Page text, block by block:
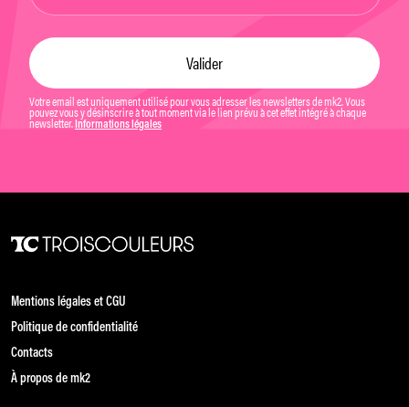
Votre email est uniquement utilisé pour vous adresser les newsletters de mk2. Vous
pouvez vous y désinscrire à tout moment via le lien prévu à cet effet intégré à chaque
newsletter. Informations légales
Mentions légales et CGU
Politique de confidentialité
Contacts
À propos de mk2